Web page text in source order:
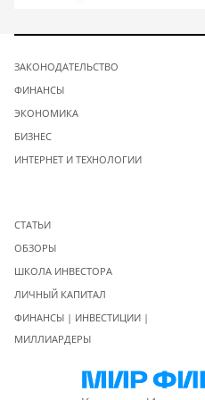
ЗАКОНОДАТЕЛЬСТВО
ФИНАНСЫ
ЭКОНОМИКА
БИЗНЕС
ИНТЕРНЕТ И ТЕХНОЛОГИИ
СТАТЬИ
ОБЗОРЫ
ШКОЛА ИНВЕСТОРА
ЛИЧНЫЙ КАПИТАЛ
ФИНАНСЫ | ИНВЕСТИЦИИ |
МИЛЛИАРДЕРЫ